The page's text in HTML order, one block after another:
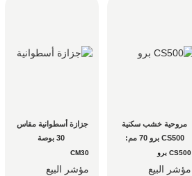
30 بوصة
CM30
مؤشر البيع
مروحية خشب سكنية
للطي لسهولة التخزين
CS500 برو
مؤشر البيع